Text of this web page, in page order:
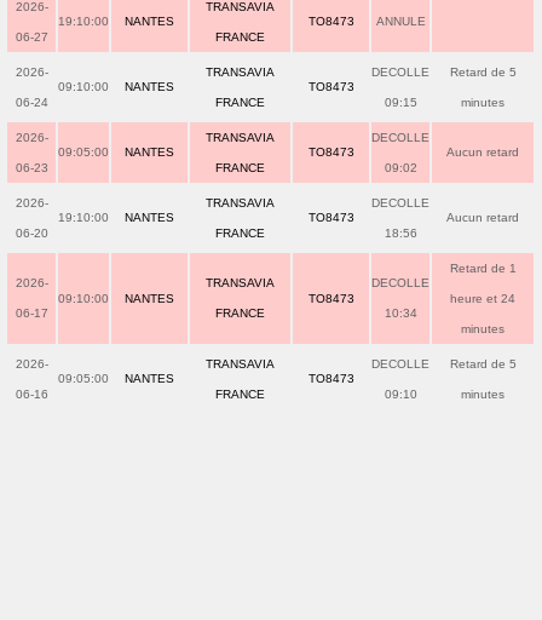
2026-
06-27
19:10:00 NANTES
TRANSAVIA
FRANCE
TO8473 ANNULE
2026-
06-24
09:10:00 NANTES
TRANSAVIA
FRANCE
TO8473
DECOLLE
09:15
Retard de 5
minutes
2026-
06-23
09:05:00 NANTES
TRANSAVIA
FRANCE
TO8473
DECOLLE
09:02
Aucun retard
2026-
06-20
19:10:00 NANTES
TRANSAVIA
FRANCE
TO8473
DECOLLE
18:56
Aucun retard
2026-
06-17
09:10:00 NANTES
TRANSAVIA
FRANCE
TO8473
DECOLLE
10:34
Retard de 1
heure et 24
minutes
2026-
06-16
09:05:00 NANTES
TRANSAVIA
FRANCE
TO8473
DECOLLE
09:10
Retard de 5
minutes